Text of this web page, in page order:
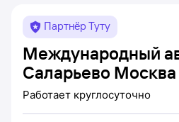
Партнёр Туту
Международный
Саларьево Москва
Работает круглосуточно